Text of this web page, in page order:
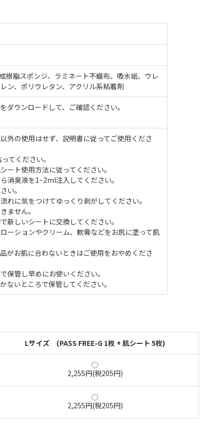
樹脂スポンジ、ラミネート不織布、吸水紙、ウレ
ン、ポリウレタン、アクリル系粘着剤
ダウンロードして、ご確認ください。
外の使用はせず、説明書に従ってご使用くださ
てください。
ト使用方法に従ってください。
消臭液を1~2ml注入してください。
い。
に気をつけてゆっくり剥がしてください。
ません。
しいシートに交換してください。
ーションやクリーム、軟膏などをお尻に塗って肌
がお肌に合わないときはご使用をおやめくださ
管し早めにお使いください。
いところで保管してください。
Lサイズ (PASS FREE-G 1枚 + 肌シート 5枚)
2,255円(税205円)
2,255円(税205円)